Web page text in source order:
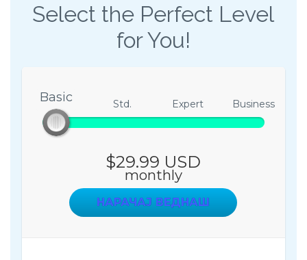
Select the Perfect Level
for You!
Basic
Basic Std. Expert Business
$29.99 USD
monthly
НАРАЧАЈ ВЕДНАШ